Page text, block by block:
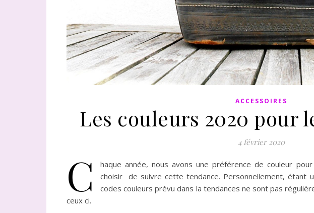
ACCESSOIRES
Les couleurs 2020 pour
4 février 2020
C
haque année, nous avons une préférence de couleur
choisir de suivre cette tendance. Personnellement, étant
codes couleurs prévu dans la tendances ne sont pas
ceux ci.